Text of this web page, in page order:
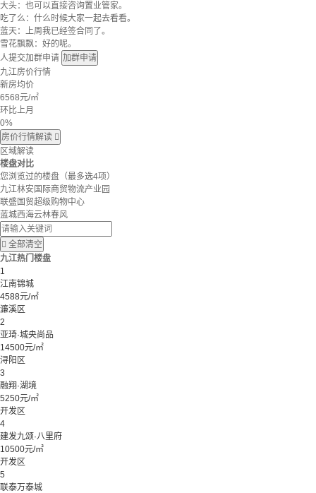
大头：也可以直接咨询置业管家。
吃了么：什么时候大家一起去看看。
蓝天：上周我已经签合同了。
雪花飘飘：好的呢。
人提交加群申请 加群申请
九江房价行情
新房均价
6568元/㎡
环比上月
0%
房价行情解读 
区域解读
楼盘对比
您浏览过的楼盘 （最多选4项）
九江林安国际商贸物流产业园
联盛国贸超级购物中心
蓝城西海云林春风
 全部清空
九江热门楼盘
1
江南锦城
4588元/㎡
濂溪区
2
亚琦·城央尚品
14500元/㎡
浔阳区
3
融翔·湖境
5250元/㎡
开发区
4
建发九颂·八里府
10500元/㎡
开发区
5
联泰万泰城